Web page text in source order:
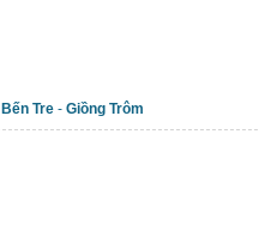
Bến Tre - Giồng Trôm